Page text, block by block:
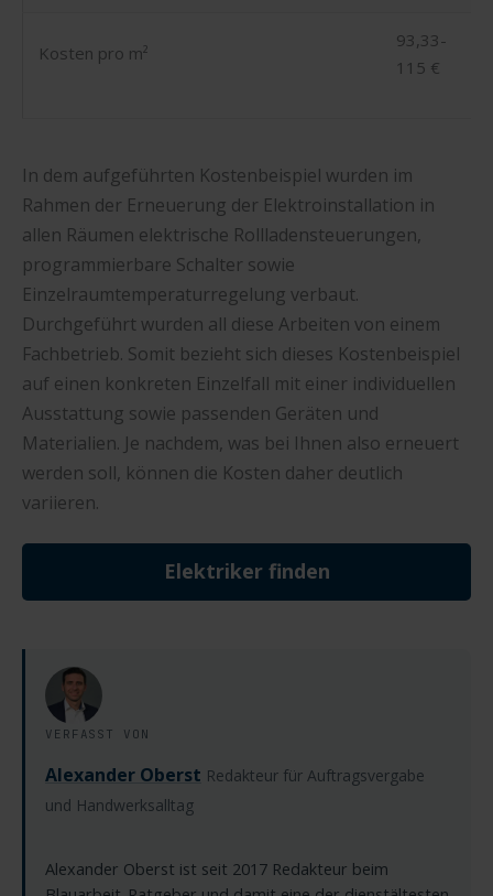
Kosten pro m²
93,33-
115 €
In dem aufgeführten Kostenbeispiel wurden im
Rahmen der Erneuerung der Elektroinstallation in
allen Räumen elektrische Rollladensteuerungen,
programmierbare Schalter sowie
Einzelraumtemperaturregelung verbaut.
Durchgeführt wurden all diese Arbeiten von einem
Fachbetrieb. Somit bezieht sich dieses Kostenbeispiel
auf einen konkreten Einzelfall mit einer individuellen
Ausstattung sowie passenden Geräten und
Materialien. Je nachdem, was bei Ihnen also erneuert
werden soll, können die Kosten daher deutlich
variieren.
Elektriker finden
VERFASST VON
Alexander Oberst Redakteur für Auftragsvergabe
und Handwerksalltag
Alexander Oberst ist seit 2017 Redakteur beim